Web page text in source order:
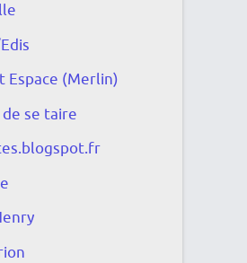
Espace (Merlin)
se taire